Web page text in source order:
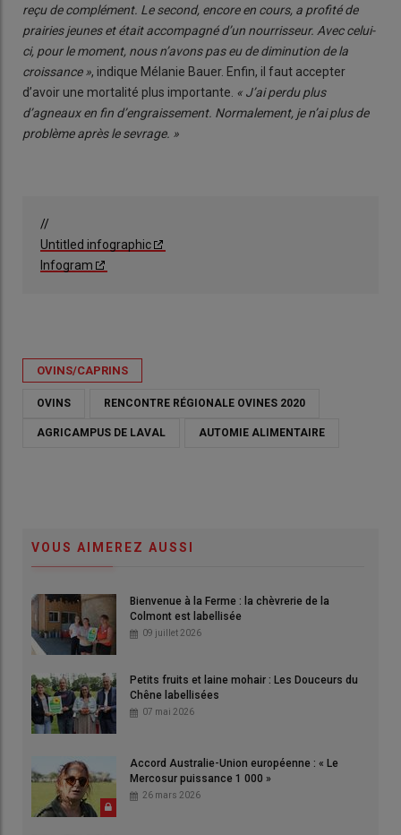
reçu de complément. Le second, encore en cours, a profité de
prairies jeunes et était accompagné d’un nourrisseur. Avec celui-
ci, pour le moment, nous n’avons pas eu de diminution de la
croissance », indique Mélanie Bauer. Enfin, il faut accepter
d’avoir une mortalité plus importante. « J’ai perdu plus
d’agneaux en fin d’engraissement. Normalement, je n’ai plus de
problème après le sevrage. »
//
Untitled infographic
Infogram
OVINS/CAPRINS
OVINS RENCONTRE RÉGIONALE OVINES 2020
AGRICAMPUS DE LAVAL AUTOMIE ALIMENTAIRE
VOUS AIMEREZ AUSSI
Bienvenue à la Ferme : la chèvrerie de la
Colmont est labellisée
09 juillet 2026
Petits fruits et laine mohair : Les Douceurs du
Chêne labellisées
07 mai 2026
Accord Australie-Union européenne : « Le
Mercosur puissance 1 000 »
26 mars 2026